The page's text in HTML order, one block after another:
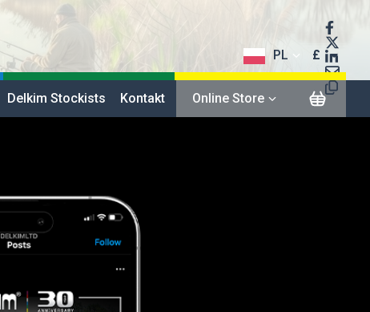
Delkim Stockists Kontakt Online Store
PL £
€